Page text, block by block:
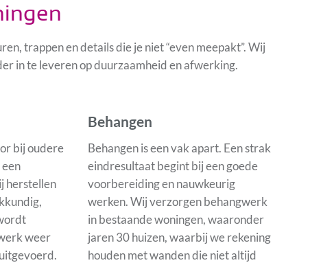
trappen en details die je niet “even meepakt”. Wij
in te leveren op duurzaamheid en afwerking.
bij oudere
herstellen
weer
Behangen
Behangen is een vak apart. Een strak
eindresultaat begint bij een goede
voorbereiding en nauwkeurig
werken. Wij verzorgen behangwerk
in bestaande woningen, waaronder
jaren 30 huizen, waarbij we rekening
houden met wanden die niet altijd